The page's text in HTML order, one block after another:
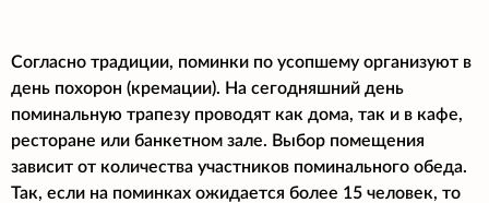
Согласно традиции, поминки по усопшему организуют в
день похорон (кремации). На сегодняшний день
поминальную трапезу проводят как дома, так и в кафе,
ресторане или банкетном зале. Выбор помещения
зависит от количества участников поминального обеда.
Так, если на поминках ожидается более 15 человек, то